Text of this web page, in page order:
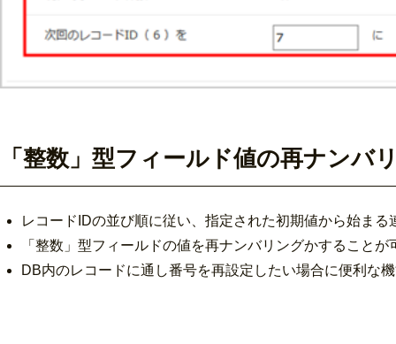
「整数」型フィールド値の再ナンバ
レコードIDの並び順に従い、指定された初期値から始ま
「整数」型フィールドの値を再ナンバリングかすることが
DB内のレコードに通し番号を再設定したい場合に便利な